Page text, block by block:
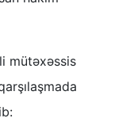
mütəxəssis